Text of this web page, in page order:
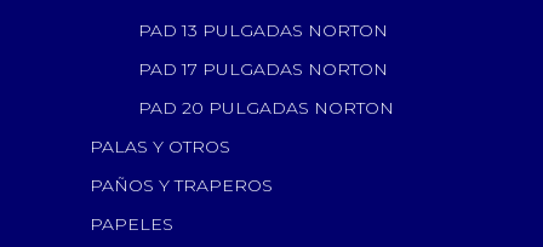
PAD 13 PULGADAS NORTON
PAD 17 PULGADAS NORTON
PAD 20 PULGADAS NORTON
PALAS Y OTROS
PAÑOS Y TRAPEROS
PAPELES